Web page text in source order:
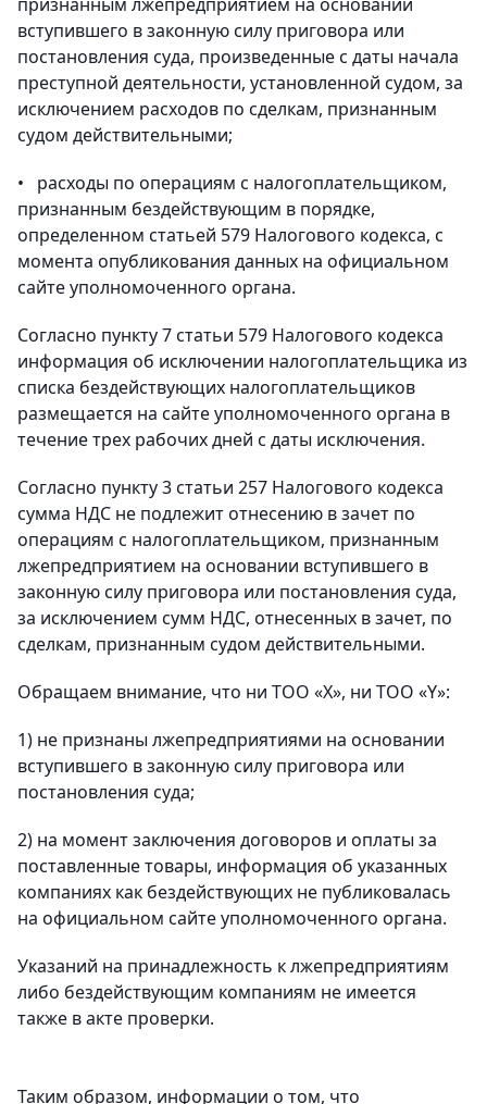
вступившего в законную силу приговора или
постановления суда, произведенные с даты начала
преступной деятельности, установленной судом, за
исключением расходов по сделкам, признанным
судом действительными;
• расходы по операциям с налогоплательщиком,
признанным бездействующим в порядке,
определенном статьей 579 Налогового кодекса, с
момента опубликования данных на официальном
сайте уполномоченного органа.
Согласно пункту 7 статьи 579 Налогового кодекса
информация об исключении налогоплательщика из
списка бездействующих налогоплательщиков
размещается на сайте уполномоченного органа в
течение трех рабочих дней с даты исключения.
Согласно пункту 3 статьи 257 Налогового кодекса
сумма НДС не подлежит отнесению в зачет по
операциям с налогоплательщиком, признанным
лжепредприятием на основании вступившего в
законную силу приговора или постановления суда,
за исключением сумм НДС, отнесенных в зачет, по
сделкам, признанным судом действительными.
Обращаем внимание, что ни ТОО «Х», ни ТОО «Y»:
1) не признаны лжепредприятиями на основании
вступившего в законную силу приговора или
постановления суда;
2) на момент заключения договоров и оплаты за
поставленные товары, информация об указанных
компаниях как бездействующих не публиковалась
на официальном сайте уполномоченного органа.
Указаний на принадлежность к лжепредприятиям
либо бездействующим компаниям не имеется
также в акте проверки.
Таким образом, информации о том, что